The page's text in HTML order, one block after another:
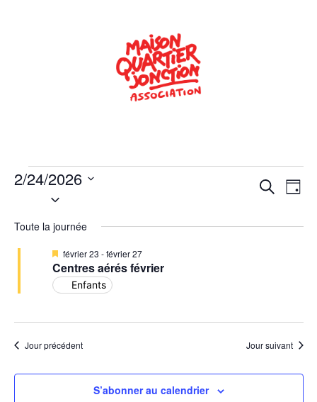
Recherche
Jour
2/24/2026
Sélectionnez
Toute la journée
Centres aérés février
Mis
en
avant
février 23 -février 27
Enfants
Jour précédent Jour suivant
S’abonner au calendrier